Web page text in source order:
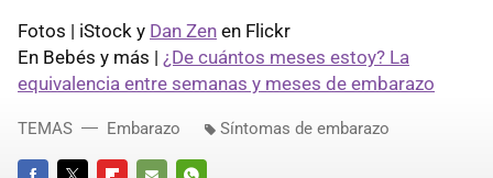
Fotos | iStock y Dan Zen en Flickr
En Bebés y más | ¿De cuántos meses estoy? La
equivalencia entre semanas y meses de embarazo
TEMAS Embarazo Síntomas de embarazo